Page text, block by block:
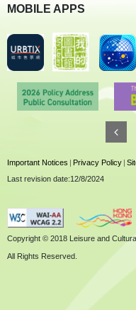
MOBILE APPS
Important Notices | Privacy Policy |
Last revision date:12/8/2024
Copyright © 2018 Leisure and
All Rights Reserved.